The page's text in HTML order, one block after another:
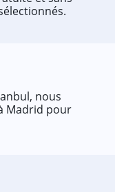
nous
Madrid pour